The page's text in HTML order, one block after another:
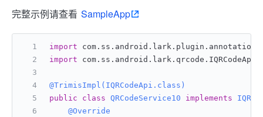
完整示例请查看 SampleApp
import
import com.ss.android.lark.qrcode.IQRCodeApi;
@TrimisImpl(IQRCodeApi.class)
public
class QRCodeService10 implements
@Override